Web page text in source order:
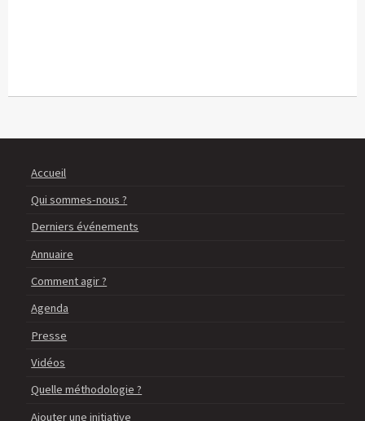
Accueil
Qui sommes-nous ?
Derniers événements
Annuaire
Comment agir ?
Agenda
Presse
Vidéos
Quelle méthodologie ?
Ajouter une initiative